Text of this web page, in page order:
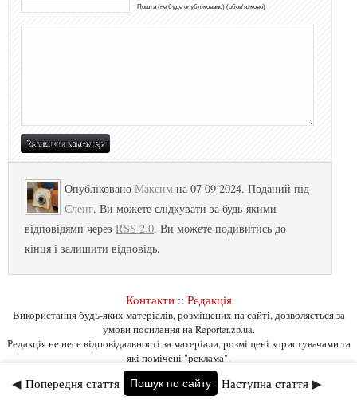
Пошта (не буде опубліковано) (обов'язково)
Опубліковано Максим на 07 09 2024. Поданий під
Сленг. Ви можете слідкувати за будь-якими
відповідями через RSS 2.0. Ви можете подивитись до
кінця і залишити відповідь.
◀ Попередня стаття Пошук по сайту Наступна стаття ▶
Контакти:: Редакція
Використання будь-яких матеріалів, розміщених на сайті, дозволяється за
умови посилання на Reporter.zp.ua.
Редакція не несе відповідальності за матеріали, розміщені користувачами та
які помічені "реклама".
Сантехнік Умань